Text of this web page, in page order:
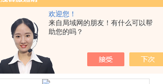
欢迎您！
来自局域网的朋友！有什么可以帮
助您的吗？
我的位置：首页